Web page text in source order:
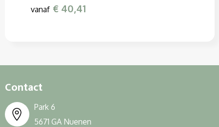
vanaf € 40,41
Contact
Park 6
5671 GA Nuenen